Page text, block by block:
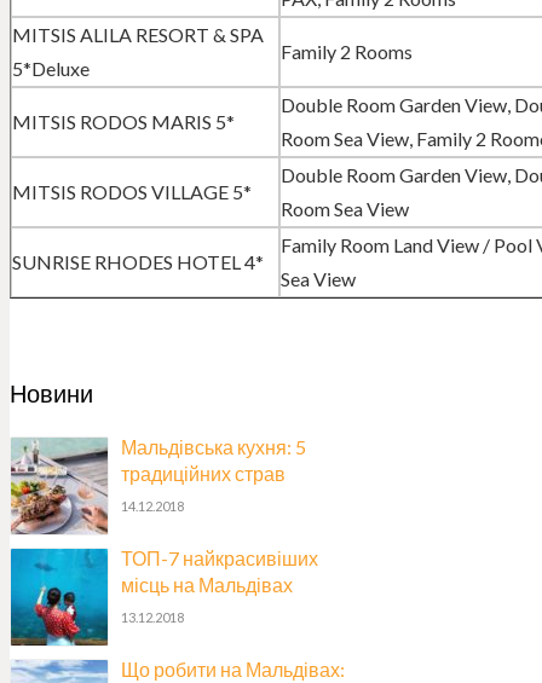
MITSIS ALILA RESORT & SPA
5*Deluxe
Family 2 Rooms
MITSIS RODOS MARIS 5*
Double Room Garden View,
Room Sea View, Family 2
MITSIS RODOS VILLAGE 5*
Double Room Garden View,
Room Sea View
SUNRISE RHODES HOTEL 4*
Family Room Land View / Pool
Sea View
Новини
Мальдівська кухня: 5
традиційних страв
14.12.2018
ТОП-7 найкрасивіших
місць на Мальдівах
13.12.2018
Що робити на Мальдівах: